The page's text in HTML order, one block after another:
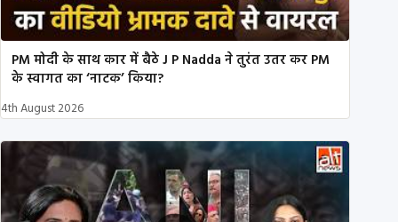
PM मोदी के साथ कार में बैठे J P Nadda ने तुरंत उतर कर PM
के स्वागत का ‘नाटक’ किया?
4th August 2026